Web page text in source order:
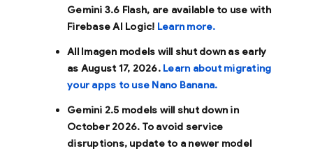
Gemini 3.6 Flash, are available to use with
Firebase AI Logic! Learn more.
All Imagen models will shut down as early
as August 17, 2026. Learn about migrating
your apps to use Nano Banana.
Gemini 2.5 models will shut down in
October 2026. To avoid service
disruptions, update to a newer model